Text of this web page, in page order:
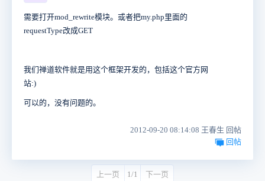
需要打开mod_rewrite模块。或者把my.php里面的
requestType改成GET
我们禅道软件就是用这个框架开发的，包括这个官方网
站:)
可以的，没有问题的。
2012-09-20 08:14:08 王春生 回帖
回帖
上一页 1/1 下一页